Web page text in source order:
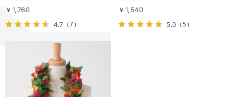
￥1,760
4.7 （7）
￥1,540
5.0 （5）